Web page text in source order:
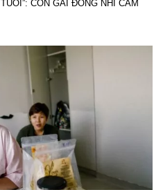
CON GÁI ĐÔNG NHI CẢM